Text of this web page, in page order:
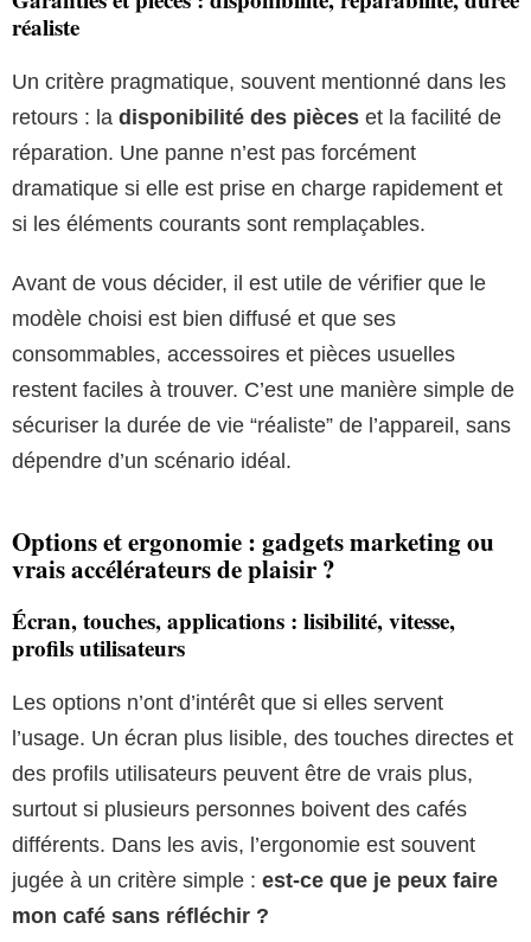
réaliste
Un critère pragmatique, souvent mentionné dans les
retours : la disponibilité des pièces et la facilité de
réparation. Une panne n’est pas forcément
dramatique si elle est prise en charge rapidement et
si les éléments courants sont remplaçables.
Avant de vous décider, il est utile de vérifier que le
modèle choisi est bien diffusé et que ses
consommables, accessoires et pièces usuelles
restent faciles à trouver. C’est une manière simple de
sécuriser la durée de vie “réaliste” de l’appareil, sans
dépendre d’un scénario idéal.
Options et ergonomie : gadgets marketing ou
vrais accélérateurs de plaisir ?
Écran, touches, applications : lisibilité, vitesse,
profils utilisateurs
Les options n’ont d’intérêt que si elles servent
l’usage. Un écran plus lisible, des touches directes et
des profils utilisateurs peuvent être de vrais plus,
surtout si plusieurs personnes boivent des cafés
différents. Dans les avis, l’ergonomie est souvent
jugée à un critère simple : est-ce que je peux faire
mon café sans réfléchir ?